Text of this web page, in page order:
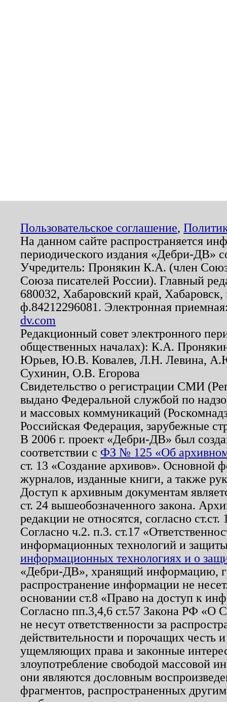
Пользовательское соглашение,
На данном сайте распространяется
периодического издания «Дебри-ДВ»
Учредитель: Пронякин К.А. (член
Союза писателей России). Главный
680032, Хабаровский край,
ф.84212296081. Электронная
dv.com
Редакционный совет электронного
общественных началах): К.А.
Юрьев, Ю.В. Ковалев, Л.Н. Левина,
Сухинин, О.В. Егорова
Свидетельство о регистрации СМИ
выдано Федеральной службой по
и массовых коммуникаций
Российская Федерация, зарубежные
В 2006 г. проект «Дебри-ДВ» был
соответствии с ФЗ № 125 «Об
ст. 13 «Создание архивов». Основной
журналов, изданные книги, а также
Доступ к архивным документам
ст. 24 вышеобозначенного закона.
редакции не относятся, согласно
Согласно ч.2. п.3. ст.17
информационных технологий и
информационных технологиях и о
«Дебри-ДВ», хранящий информацию,
распространение информации не
основании ст.8 «Право на доступ к
Согласно пп.3,4,6 ст.57 Закона РФ «О
не несут ответственности за
действительности и порочащих честь
ущемляющих права и законные
злоупотребление свободой массовой
они являются дословным
фрагментов, распространенных